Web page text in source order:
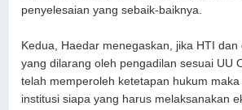
penyelesaian yang sebaik-baiknya.
Kedua, Haedar menegaskan, jika HTI dan
yang dilarang oleh pengadilan sesuai UU
telah memperoleh ketetapan hukum
institusi siapa yang harus melaksanakan